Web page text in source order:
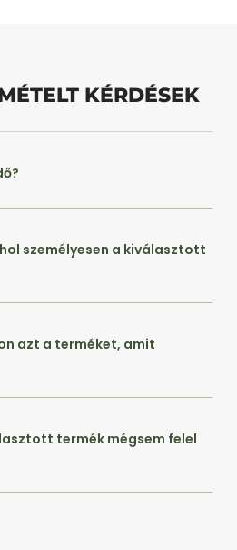
KÉRDÉSEK
személyesen a kiválasztott
azt a terméket, amit
termék mégsem felel